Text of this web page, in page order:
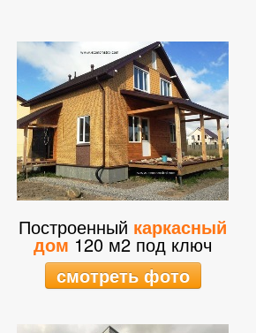
Построенный каркасный
дом 120 м2 под ключ
смотреть фото